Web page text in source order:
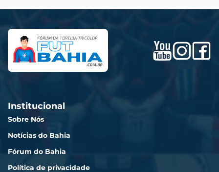
Institucional
Sobre Nós
Notícias do Bahia
Fórum do Bahia
Política de privacidade